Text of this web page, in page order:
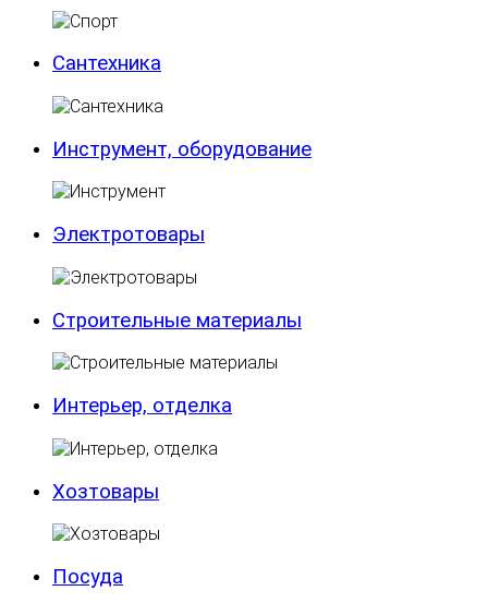
Сантехника
Инструмент, оборудование
Электротовары
Строительные материалы
Интерьер, отделка
Хозтовары
Посуда